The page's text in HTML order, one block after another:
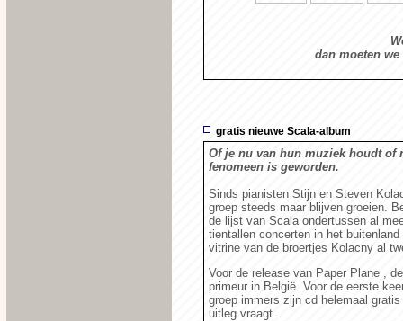
dan moeten
gratis nieuwe Scala-album
Of je nu van hun muziek houdt of
fenomeen is geworden.
Sinds pianisten Stijn en Steven
groep steeds maar blijven groeien.
de lijst van Scala ondertussen al
tientallen concerten in het
vitrine van de broertjes Kolacny al
Voor de release van Paper Plane ,
primeur in België. Voor de eerste
groep immers zijn cd helemaal
uitleg vraagt.